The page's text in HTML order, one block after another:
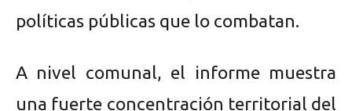
políticas públicas que lo combatan.
A nivel comunal, el informe muestra
una fuerte concentración territorial del